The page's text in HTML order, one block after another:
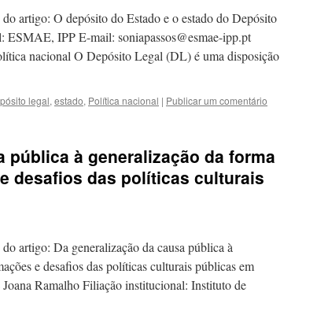
artigo: O depósito do Estado e o estado do Depósito
ESMAE, IPP E-mail: soniapassos@esmae-ipp.pt
nacional O Depósito Legal (DL) é uma disposição
legal, estado, Política nacional | Publicar um comentário
pública à generalização da forma
desafios das políticas culturais
artigo: Da generalização da causa pública à
e desafios das políticas culturais públicas em
Ramalho Filiação institucional: Instituto de